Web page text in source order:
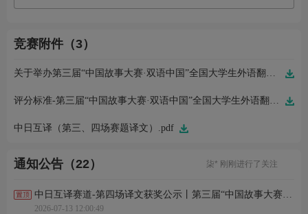
竞赛附件（3）
关于举办第三届“中国故事大赛·双语中国”全国大学生外语翻译大赛的通知.pdf
评分标准-第三届“中国故事大赛·双语中国”全国大学生外语翻译大赛.pdf
中日互译（第三、四场赛题译文）.pdf
通知公告（22）
施*涵 刚刚完成了报名
殷*夕 刚刚完成了报名
赵*赫 刚刚完成了报名
白*亭 刚刚进行了关注
中日互译赛道-第四场译文获奖公示丨第三届“中国故事大赛·双语中国”全国大学生外语翻译大赛
2026-07-13 12:00:49